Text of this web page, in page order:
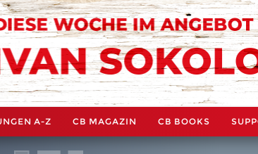
A-Z CB MAGAZIN CB BOOKS